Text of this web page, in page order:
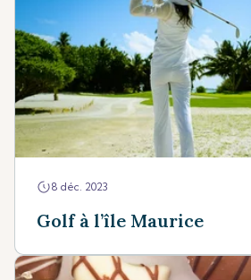
8 déc. 2023
Golf à l’île Maurice